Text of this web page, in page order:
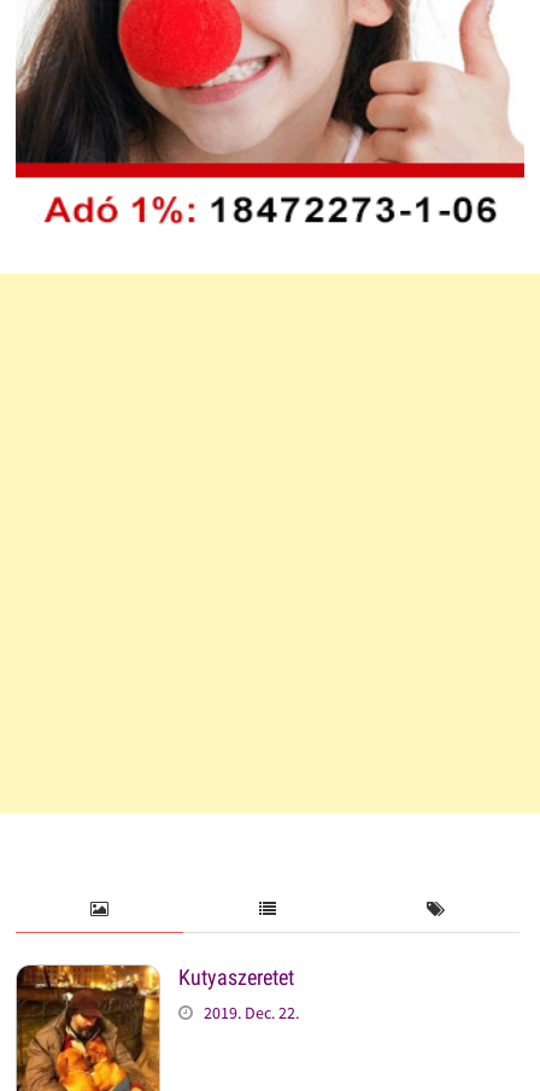
Kutyaszeretet
2019. Dec. 22.